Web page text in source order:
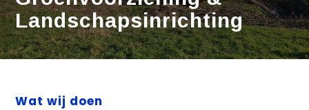
Landschapsinrichting
Wat wij doen